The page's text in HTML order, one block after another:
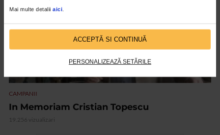
Mai multe detalii aici.
ACCEPTĂ SI CONTINUĂ
PERSONALIZEAZĂ SETĂRILE
CAMPANII
In Memoriam Cristian Topescu
19.256 vizualizari